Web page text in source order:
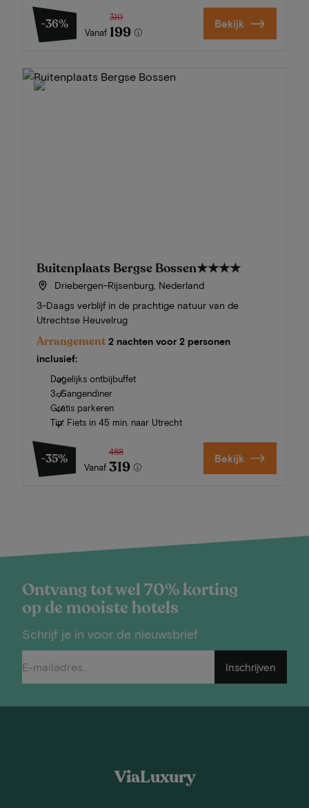
-36%
Vanaf
310
199 Bekijk
Buitenplaats Bergse Bossen★★★★
Driebergen-Rijsenburg, Nederland
3-Daags verblijf in de prachtige natuur van de
Utrechtse Heuvelrug
Arrangement 2 nachten voor 2 personen
inclusief:
Dagelijks ontbijbuffet
3-Gangendiner
Gratis parkeren
Tip: Fiets in 45 min. naar Utrecht
-35%
Vanaf
488
319 Bekijk
Ontvang tot wel 70% korting
op de mooiste hotels
Schrijf je in voor de nieuwsbrief
Inschrijven
ViaLuxury